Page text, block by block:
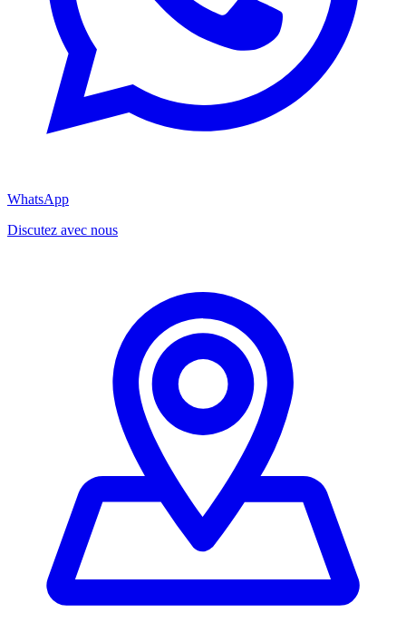
WhatsApp
Discutez avec nous